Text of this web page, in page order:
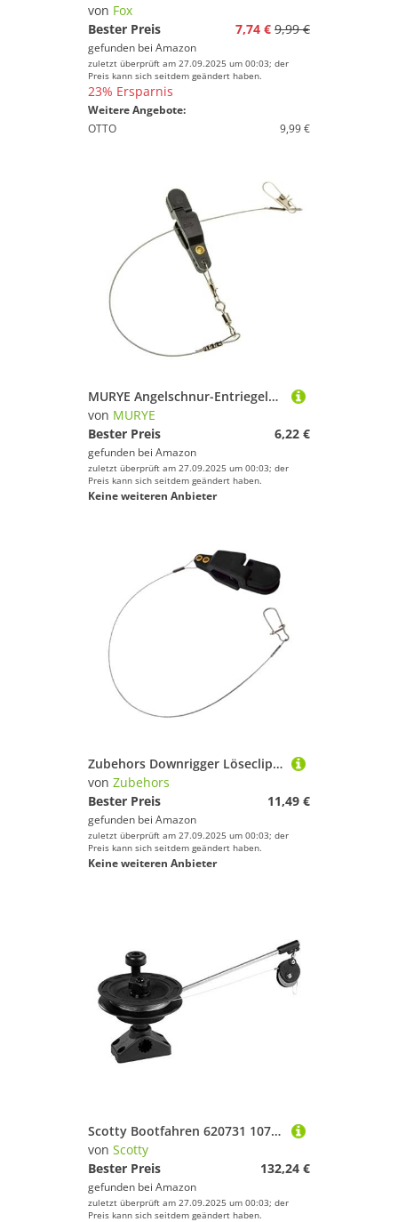
Kescher
Reusen
Rutenhalter
Rutentaschen
Angelschnüre
Räuchermaterial
Watschuhe & Anglerstiefel
Geschlecht
von Fox
Bester Preis
7,74 € 9,99 €
gefunden bei Amazon
zuletzt überprüft am 27.09.2025 um 00:03; der
Preis kann sich seitdem geändert haben.
23% Ersparnis
Weitere Angebote:
OTTO
9,99 €
MURYE Angelschnur-Entriegelungs-Clip, Hobel, Downrigger, Power-Grips, Klemmen für Board, Trolling, dauerhafte Angelklemmen, Zubehör
von MURYE
Bester Preis
6,22 €
gefunden bei Amazon
zuletzt überprüft am 27.09.2025 um 00:03; der
Preis kann sich seitdem geändert haben.
Keine weiteren Anbieter
Zubehors Downrigger Löseclip - Starke Spannung Antirutsch,Downrigger Release Zum Angeln,Für Offshore Dünge Frischwasser Salzwasser Angeln
von Zubehors
Bester Preis
11,49 €
gefunden bei Amazon
zuletzt überprüft am 27.09.2025 um 00:03; der
Preis kann sich seitdem geändert haben.
Keine weiteren Anbieter
Scotty Bootfahren 620731 1073 Laketroller Halterung Downrigger, Schwarz, S
von Scotty
Bester Preis
132,24 €
gefunden bei Amazon
zuletzt überprüft am 27.09.2025 um 00:03; der
Preis kann sich seitdem geändert haben.